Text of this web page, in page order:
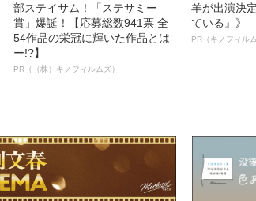
部ステイサム！「ステサミー
賞」爆誕！【応募総数941票 全
54作品の栄冠に輝いた作品とは
ー!?】
PR（（株）キノフィルムズ）
羊が出演決
ている』》
PR（キノフィルム